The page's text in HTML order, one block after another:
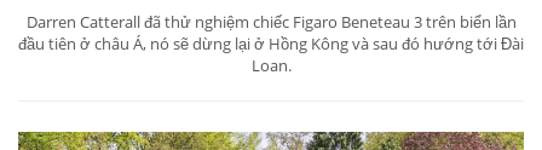
Darren Catterall đã thử nghiệm chiếc Figaro Beneteau 3 trên biển lần
đầu tiên ở châu Á, nó sẽ dừng lại ở Hồng Kông và sau đó hướng tới Đài
Loan.